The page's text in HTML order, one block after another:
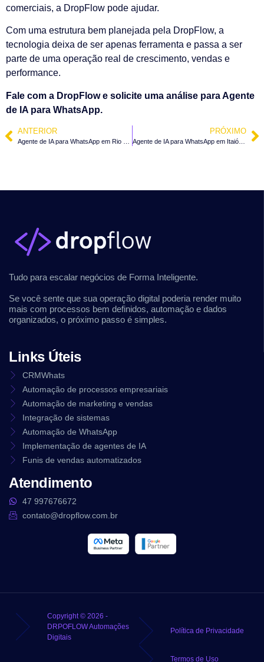
comerciais, a DropFlow pode ajudar.
Com uma estrutura bem planejada pela DropFlow, a
tecnologia deixa de ser apenas ferramenta e passa a ser
parte de uma operação real de crescimento, vendas e
performance.
Fale com a DropFlow e solicite uma análise para Agente
de IA para WhatsApp.
ANTERIOR PRÓXIMO
Agente de IA para WhatsApp em Itaiópolis – SC
Tudo para escalar negócios de Forma Inteligente.
Se você sente que sua operação digital poderia render muito
mais com processos bem definidos, automação e dados
organizados, o próximo passo é simples.
Links Úteis
CRMWhats
Automação de processos empresariais
Automação de marketing e vendas
Integração de sistemas
Automação de WhatsApp
Implementação de agentes de IA
Funis de vendas automatizados
Atendimento
47 997676672
contato@dropflow.com.br
Copyright © 2026 -
DRPOFLOW Automações
Digitais
Política de Privacidade
Termos de Uso